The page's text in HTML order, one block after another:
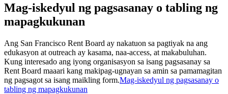
Mag-iskedyul ng pagsasanay o tabling ng
mapagkukunan
Ang San Francisco Rent Board ay nakatuon sa pagtiyak na ang
edukasyon at outreach ay kasama, naa-access, at makabuluhan.
Kung interesado ang iyong organisasyon sa isang pagsasanay sa
Rent Board maaari kang makipag-ugnayan sa amin sa pamamagitan
ng pagsagot sa isang maikling form.Mag-iskedyul ng pagsasanay o
tabling ng mapagkukunan